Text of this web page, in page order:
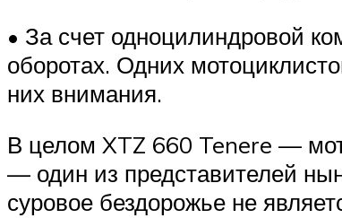
• За счет одноцилиндровой
оборотах. Одних
них внимания.
В целом XTZ 660 Tenere —
— один из представителей
суровое бездорожье не